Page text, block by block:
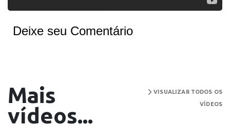
Deixe seu Comentário
Mais
vídeos...
VISUALIZAR TODOS OS
VÍDEOS